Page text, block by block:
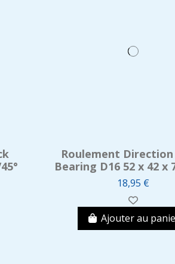
Roulement
Bearing D16 52 x 42 x
18,95 €
Ajouter au